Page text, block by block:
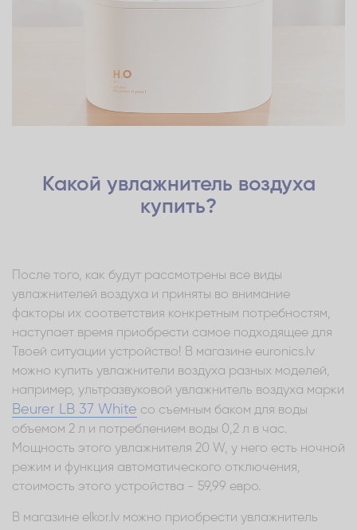
Какой увлажнитель воздуха
купить?
После того, как будут рассмотрены все виды
увлажнителей воздуха и приняты во внимание
факторы их соответствия конкретным потребностям,
наступает время приобрести самое подходящее для
Твоей ситуации устройство! В магазине euronics.lv
можно купить увлажнители воздуха разных моделей,
например, ультразвуковой увлажнитель воздуха марки
Beurer LB 37 White со съемным баком для воды
объемом 2 л и потреблением воды 0,2 л в час.
Мощность этого увлажнителя 20 W, у него есть ночной
режим и функция автоматического отключения,
стоимость этого устройства - 59,99 евро.
В магазине elkor.lv можно приобрести увлажнитель